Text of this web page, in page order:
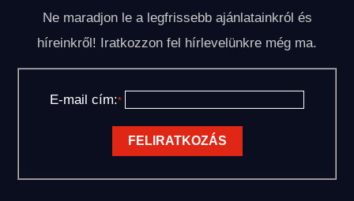
Ne maradjon le a legfrissebb ajánlatainkról és
híreinkről! Iratkozzon fel hírlevelünkre még ma.
E-mail cím:*